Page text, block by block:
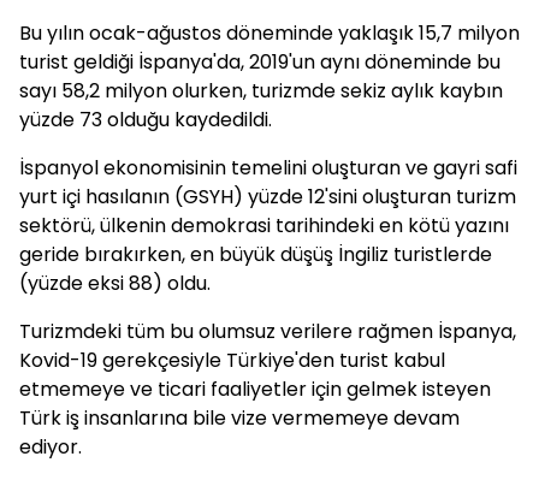
Bu yılın ocak-ağustos döneminde yaklaşık 15,7 milyon
turist geldiği İspanya'da, 2019'un aynı döneminde bu
sayı 58,2 milyon olurken, turizmde sekiz aylık kaybın
yüzde 73 olduğu kaydedildi.
İspanyol ekonomisinin temelini oluşturan ve gayri safi
yurt içi hasılanın (GSYH) yüzde 12'sini oluşturan turizm
sektörü, ülkenin demokrasi tarihindeki en kötü yazını
geride bırakırken, en büyük düşüş İngiliz turistlerde
(yüzde eksi 88) oldu.
Turizmdeki tüm bu olumsuz verilere rağmen İspanya,
Kovid-19 gerekçesiyle Türkiye'den turist kabul
etmemeye ve ticari faaliyetler için gelmek isteyen
Türk iş insanlarına bile vize vermemeye devam
ediyor.